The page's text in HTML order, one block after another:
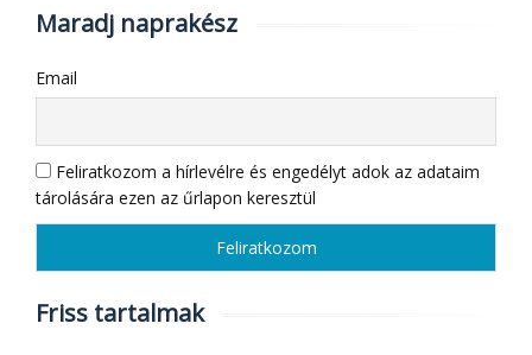
Maradj naprakész
Email
Feliratkozom a hírlevélre és engedélyt adok az adataim
tárolására ezen az űrlapon keresztül
Friss tartalmak